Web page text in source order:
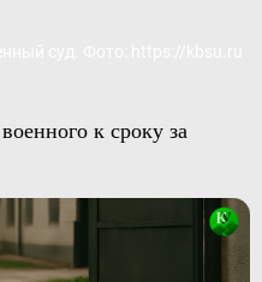
к сроку за